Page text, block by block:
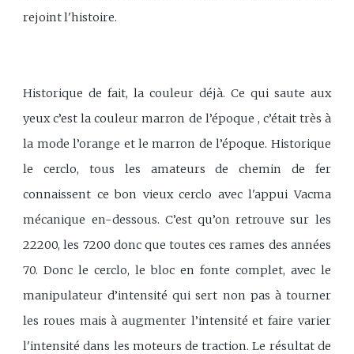
rejoint l'histoire.
Historique de fait, la couleur déjà. Ce qui saute aux
yeux c’est la couleur marron de l’époque , c’était très à
la mode l’orange et le marron de l’époque. Historique
le cerclo, tous les amateurs de chemin de fer
connaissent ce bon vieux cerclo avec l'appui Vacma
mécanique en-dessous. C’est qu’on retrouve sur les
22200, les 7200 donc que toutes ces rames des années
70. Donc le cerclo, le bloc en fonte complet, avec le
manipulateur d’intensité qui sert non pas à tourner
les roues mais à augmenter l’intensité et faire varier
l'intensité dans les moteurs de traction. Le résultat de